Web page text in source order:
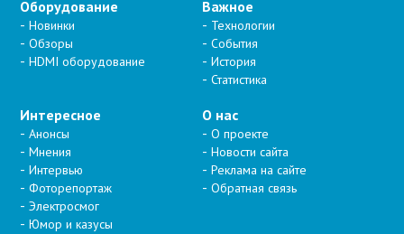
Оборудование
Новинки
Обзоры
HDMI оборудование
Важное
Технологии
События
История
Статистика
Интересное
Анонсы
Мнения
Интервью
Фоторепортаж
Электросмог
Юмор и казусы
О нас
О проекте
Новости сайта
Реклама на сайте
Обратная связь